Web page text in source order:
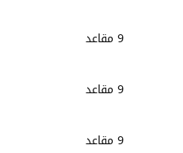
9 مقاعد
9 مقاعد
9 مقاعد